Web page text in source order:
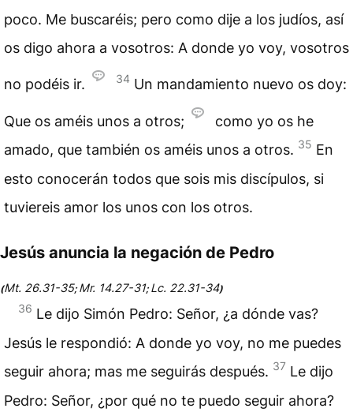
poco. Me buscaréis; pero como dije a los judíos, así
os digo ahora a vosotros: A donde yo voy, vosotros
no podéis ir. 34 Un mandamiento nuevo os doy:
Que os améis unos a otros;
como yo os he
amado, que también os améis unos a otros. 35 En
esto conocerán todos que sois mis discípulos, si
tuviereis amor los unos con los otros.
Jesús anuncia la negación de Pedro
(Mt. 26.31-35;Mr. 14.27-31;Lc. 22.31-34)
36 Le dijo Simón Pedro: Señor, ¿a dónde vas?
Jesús le respondió: A donde yo voy, no me puedes
seguir ahora; mas me seguirás después. 37 Le dijo
Pedro: Señor, ¿por qué no te puedo seguir ahora?